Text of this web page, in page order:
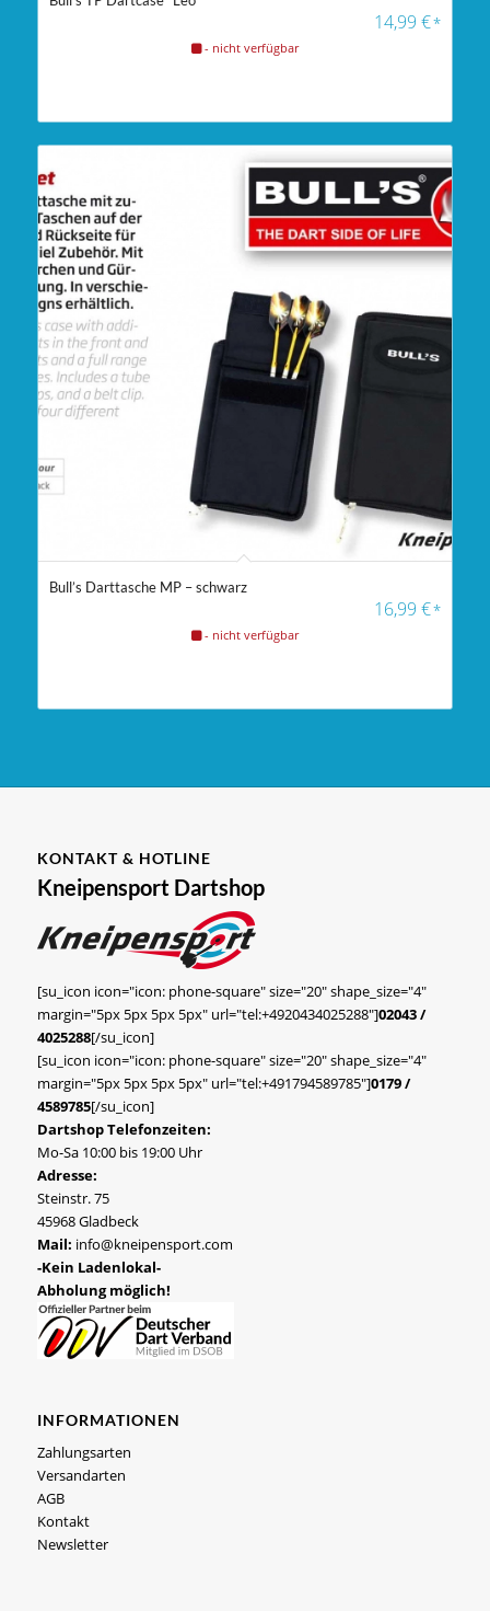
14,99€*
- nicht verfügbar
Bull’s Darttasche MP – schwarz
16,99€*
- nicht verfügbar
KONTAKT & HOTLINE
Kneipensport Dartshop
[su_icon icon="icon: phone-square" size="20" shape_size="4"
margin="5px 5px 5px 5px" url="tel:+4920434025288"]02043 /
4025288[/su_icon]
[su_icon icon="icon: phone-square" size="20" shape_size="4"
margin="5px 5px 5px 5px" url="tel:+491794589785"]0179 /
4589785[/su_icon]
Dartshop Telefonzeiten:
Mo-Sa 10:00 bis 19:00 Uhr
Adresse:
Steinstr. 75
45968 Gladbeck
Mail: info@kneipensport.com
-Kein Ladenlokal-
Abholung möglich!
INFORMATIONEN
Zahlungsarten
Versandarten
AGB
Kontakt
Newsletter